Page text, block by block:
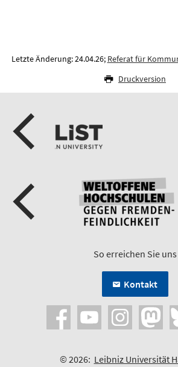
Letzte Änderung: 24.04.26; Referat für
Druckversion
So erreichen Sie uns
Kontakt
© 2026: Leibniz Universität